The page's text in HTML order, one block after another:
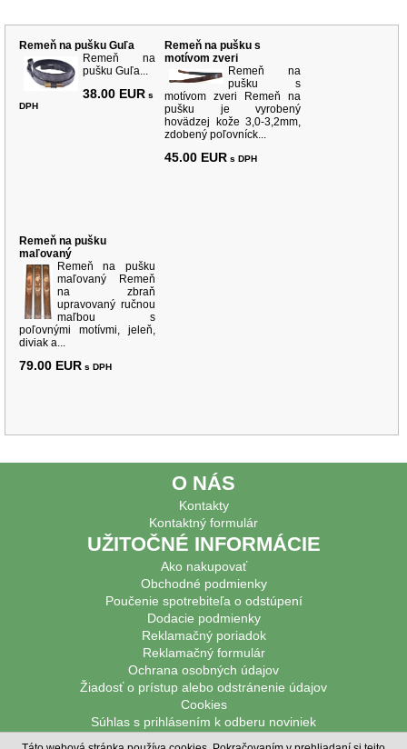
Remeň na pušku Guľa
Remeň na
pušku Guľa...
38.00 EUR s
DPH
Remeň na pušku s
motívom zveri
Remeň na
pušku s
motívom zveri Remeň na
pušku je vyrobený
hovädzej kože 3,0-3,2mm,
zdobený poľovníck...
45.00 EUR s DPH
Remeň na pušku
maľovaný
Remeň na pušku
maľovaný Remeň
na zbraň
upravovaný ručnou
maľbou s
poľovnými motívmi, jeleň,
diviak a...
79.00 EUR s DPH
O NÁS
Kontakty
Kontaktný formulár
UŽITOČNÉ INFORMÁCIE
Ako nakupovať
Obchodné podmienky
Poučenie spotrebiteľa o odstúpení
Dodacie podmienky
Reklamačný poriadok
Reklamačný formulár
Ochrana osobných údajov
Žiadosť o prístup alebo odstránenie údajov
Cookies
Súhlas s prihlásením k odberu noviniek
PODPOROVANÉ PLATBY